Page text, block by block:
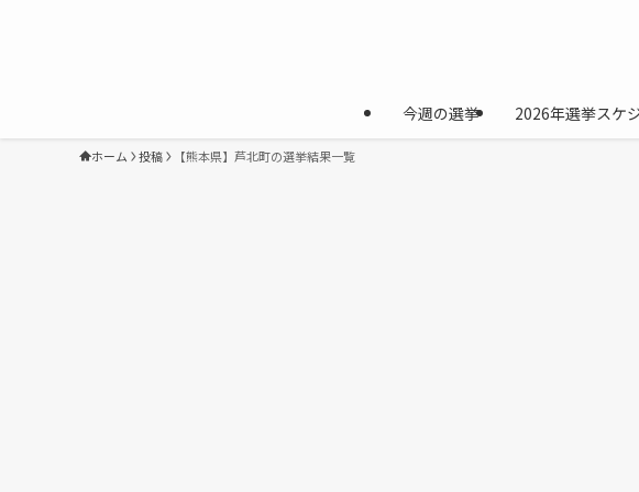
今週の選挙 2026年選挙スケ
ホーム 投稿 【熊本県】芦北町の選挙結果一覧